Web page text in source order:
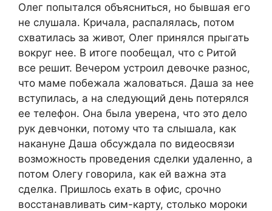
Олег попытался объясниться, но бывшая его
не слушала. Кричала, распалялась, потом
схватилась за живот, Олег принялся прыгать
вокруг нее. В итоге пообещал, что с Ритой
все решит. Вечером устроил девочке разнос,
что маме побежала жаловаться. Даша за нее
вступилась, а на следующий день потерялся
ее телефон. Она была уверена, что это дело
рук девчонки, потому что та слышала, как
накануне Даша обсуждала по видеосвязи
возможность проведения сделки удаленно, а
потом Олегу говорила, как ей важна эта
сделка. Пришлось ехать в офис, срочно
восстанавливать сим-карту, столько мороки